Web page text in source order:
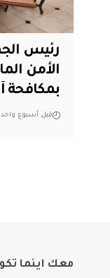
رئيس
الأمن
بمكافحة
قبل أسبوع واحد
معك اينما